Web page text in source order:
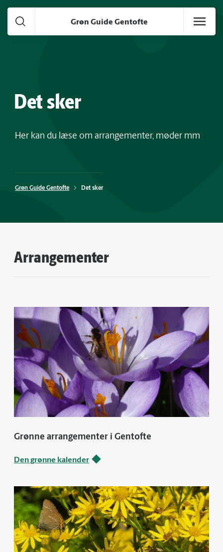
Grøn Guide Gentofte
Det sker
Her kan du læse om arrangementer, møder mm
Grøn Guide Gentofte Det sker
Arrangementer
Grønne arrangementer i Gentofte
Den grønne kalender